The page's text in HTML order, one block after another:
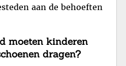
aan de behoeften
moeten kinderen
dragen?